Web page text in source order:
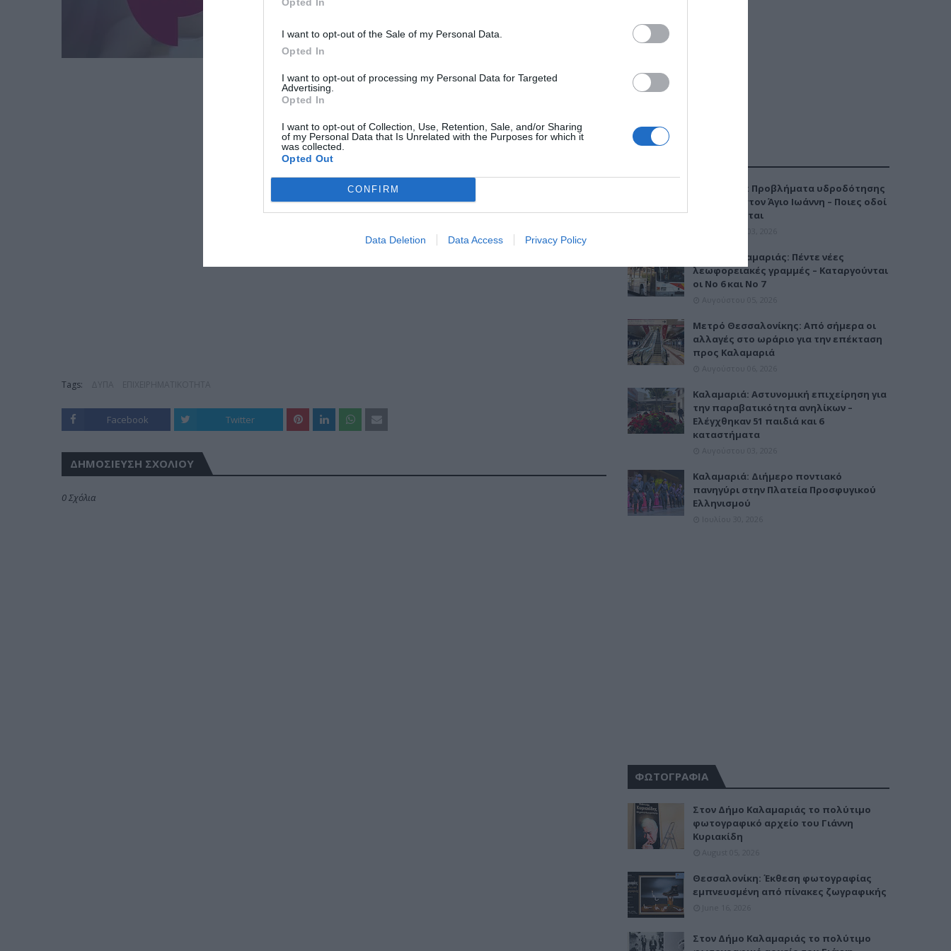
I want to opt-out of the Sale of my Personal Data.
Opted In
I want to opt-out of processing my Personal Data for Targeted
Advertising.
Opted In
I want to opt-out of Collection, Use, Retention, Sale, and/or Sharing
of my Personal Data that Is Unrelated with the Purposes for which it
was collected.
Opted Out
CONFIRM
Data Deletion Data Access Privacy Policy
Tags:
Facebook Twitter
ΔΗΜΟΣΊΕΥΣΗ ΣΧΟΛΊΟΥ
0 Σχόλια
Καλαμαριά: Προβλήματα υδροδότησης
την Τρίτη στον Άγιο Ιωάννη – Ποιες οδοί
επηρεάζονται
Μετρό Καλαμαριάς: Πέντε νέες
λεωφορειακές γραμμές – Καταργούνται
οι Νο 6 και Νο 7
Μετρό Θεσσαλονίκης: Από σήμερα οι
αλλαγές στο ωράριο για την επέκταση
προς Καλαμαριά
Καλαμαριά: Αστυνομική επιχείρηση για
την παραβατικότητα ανηλίκων –
Ελέγχθηκαν 51 παιδιά και 6
καταστήματα
Καλαμαριά: Διήμερο ποντιακό
πανηγύρι στην Πλατεία Προσφυγικού
Ελληνισμού
ΦΩΤΟΓΡΑΦΙΑ
Στον Δήμο Καλαμαριάς το πολύτιμο
φωτογραφικό αρχείο του Γιάννη
Κυριακίδη
Θεσσαλονίκη: Έκθεση φωτογραφίας
εμπνευσμένη από πίνακες ζωγραφικής
Στον Δήμο Καλαμαριάς το πολύτιμο